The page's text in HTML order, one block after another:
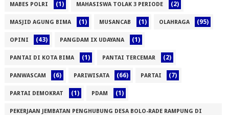
MABES POLRI (1) MAHASISWA TOLAK 3 PERIODE (2)
MASJID AGUNG BIMA (1) MUSANCAB (1) OLAHRAGA (95)
OPINI (43) PANGDAM IX UDAYANA (1)
PANTAI DI KOTA BIMA (1) PANTAI TERCEMAR (2)
PANWASCAM (6) PARIWISATA (66) PARTAI (7)
PARTAI DEMOKRAT (1) PDAM (1)
PEKERJAAN JEMBATAN PENGHUBUNG DESA BOLO-RADE RAMPUNG DI